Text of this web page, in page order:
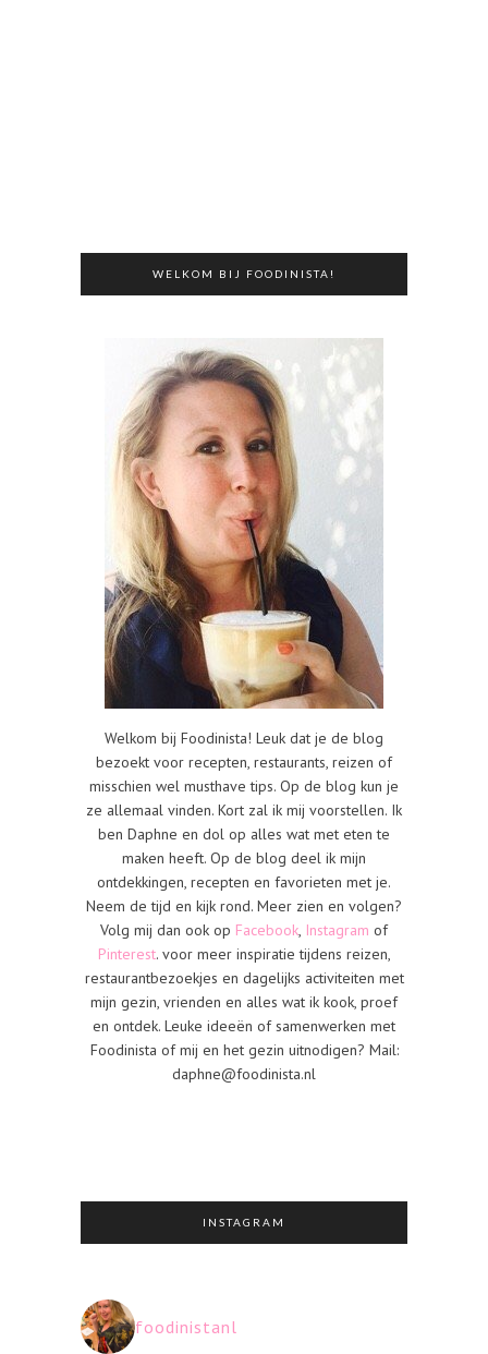
WELKOM BIJ FOODINISTA!
Welkom bij Foodinista! Leuk dat je de blog
bezoekt voor recepten, restaurants, reizen of
misschien wel musthave tips. Op de blog kun je
ze allemaal vinden. Kort zal ik mij voorstellen. Ik
ben Daphne en dol op alles wat met eten te
maken heeft. Op de blog deel ik mijn
ontdekkingen, recepten en favorieten met je.
Neem de tijd en kijk rond. Meer zien en volgen?
Volg mij dan ook op Facebook, Instagram of
Pinterest. voor meer inspiratie tijdens reizen,
restaurantbezoekjes en dagelijks activiteiten met
mijn gezin, vrienden en alles wat ik kook, proef
en ontdek. Leuke ideeën of samenwerken met
Foodinista of mij en het gezin uitnodigen? Mail:
daphne@foodinista.nl
INSTAGRAM
foodinistanl